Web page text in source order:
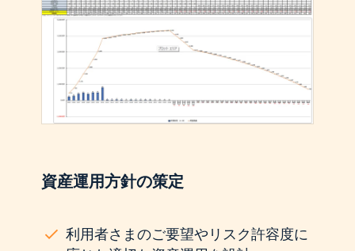
資産運用方針の策定
利用者さまのご要望やリスク許容度に